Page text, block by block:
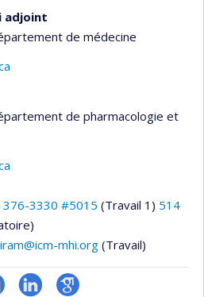
adjoint
de médecine
de pharmacologie et
376-3330 #5015 (Travail 1) 514
mhi.org(Travail)